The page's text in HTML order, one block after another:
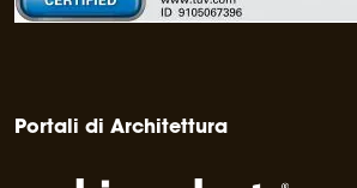
Portali di Architettura